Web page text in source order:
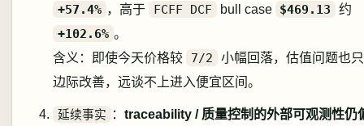
+57.4% ，高于 FCFF DCF bull case $469.13
约
+102.6% 。
含义：即使今天价格较
7/2
小幅回落，估值问题也
边际改善，远谈不上进入便宜区间。
延续事实 ： traceability / 质量控制的外部可观测性仍